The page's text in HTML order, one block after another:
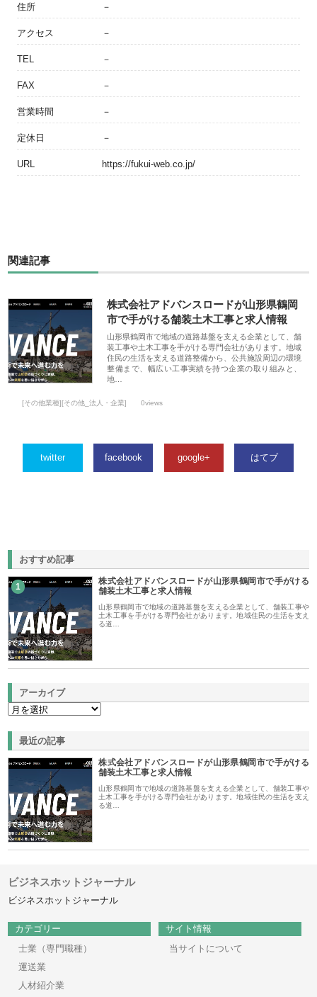
住所 －
アクセス －
TEL －
FAX －
営業時間 －
定休日 －
URL https://fukui-web.co.jp/
関連記事
株式会社アドバンスロードが山形県鶴岡
市で手がける舗装土木工事と求人情報
山形県鶴岡市で地域の道路基盤を支える企業として、舗
装工事や土木工事を手がける専門会社があります。地域
住民の生活を支える道路整備から、公共施設周辺の環境
整備まで、幅広い工事実績を持つ企業の取り組みと、
地…
[その他業種][その他_法人・企業] 0views
twitter facebook google+ はてブ
おすすめ記事
1
株式会社アドバンスロードが山形県鶴岡市で手がける
舗装土木工事と求人情報
山形県鶴岡市で地域の道路基盤を支える企業として、舗装工事や
土木工事を手がける専門会社があります。地域住民の生活を支え
る道…
アーカイブ
最近の記事
株式会社アドバンスロードが山形県鶴岡市で手がける
舗装土木工事と求人情報
山形県鶴岡市で地域の道路基盤を支える企業として、舗装工事や
土木工事を手がける専門会社があります。地域住民の生活を支え
る道…
ビジネスホットジャーナル
ビジネスホットジャーナル
カテゴリー
士業（専門職種）
運送業
人材紹介業
サイト情報
当サイトについて